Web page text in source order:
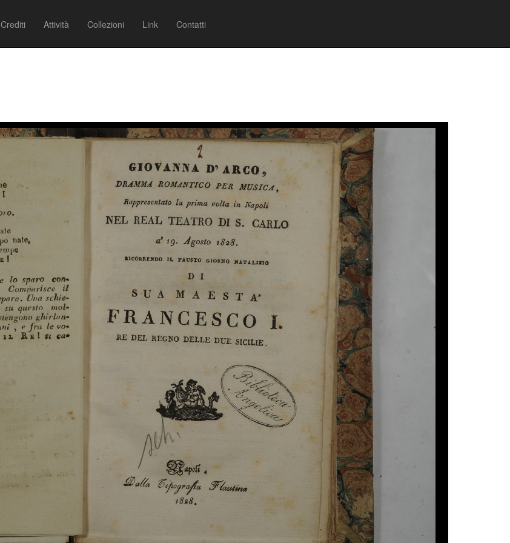
Crediti Attività Collezioni Link Contatti